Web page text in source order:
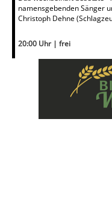
namensgebenden Sänger
Christoph Dehne
20:00 Uhr | frei